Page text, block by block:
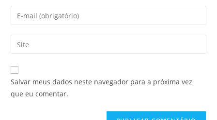
nome
ou
de
usuário
para
comentar
Digite
seu
endereço
de
mail
para
comentar
Digite
o
URL
do
site
Salvar meus dados neste navegador para a próxima vez
que eu comentar.